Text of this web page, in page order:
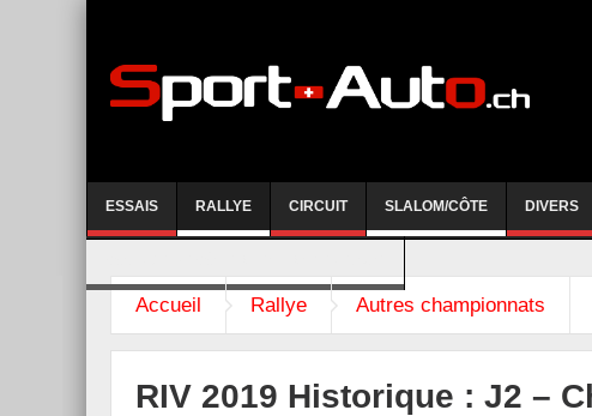
ESSAIS RALLYE CIRCUIT SLALOM/CÔTE DIVERS
Accueil Rallye Autres championnats
RIV 2019 Historique : J2 –